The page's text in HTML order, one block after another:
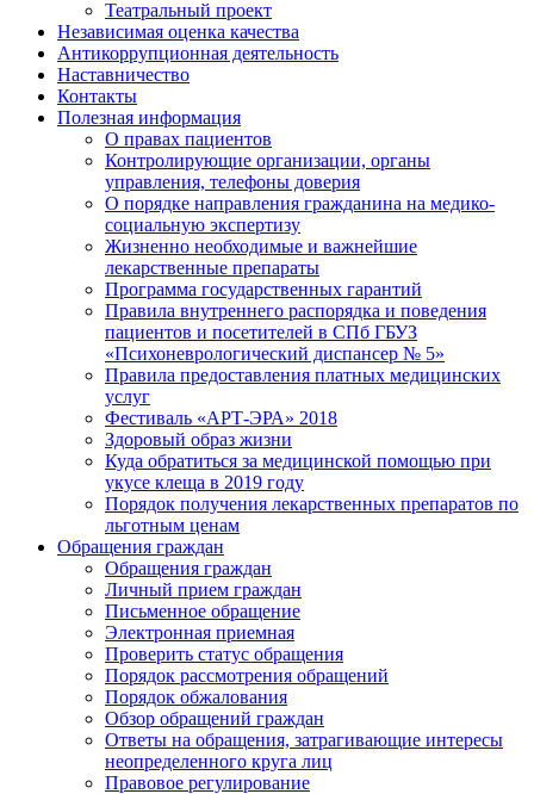
Театральный проект
Независимая оценка качества
Антикоррупционная деятельность
Наставничество
Контакты
Полезная информация
О правах пациентов
Контролирующие организации, органы
управления, телефоны доверия
О порядке направления гражданина на медико-
социальную экспертизу
Жизненно необходимые и важнейшие
лекарственные препараты
Программа государственных гарантий
Правила внутреннего распорядка и поведения
пациентов и посетителей в СПб ГБУЗ
«Психоневрологический диспансер № 5»
Правила предоставления платных медицинских
услуг
Фестиваль «АРТ-ЭРА» 2018
Здоровый образ жизни
Куда обратиться за медицинской помощью при
укусе клеща в 2019 году
Порядок получения лекарственных препаратов по
льготным ценам
Обращения граждан
Обращения граждан
Личный прием граждан
Письменное обращение
Электронная приемная
Проверить статус обращения
Порядок рассмотрения обращений
Порядок обжалования
Обзор обращений граждан
Ответы на обращения, затрагивающие интересы
неопределенного круга лиц
Правовое регулирование